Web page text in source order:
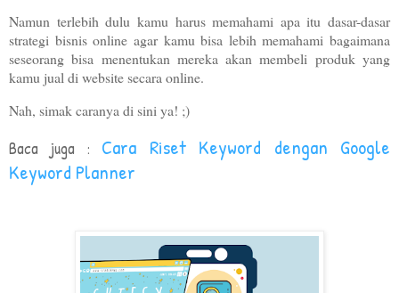
Namun terlebih dulu kamu harus memahami apa itu dasar-dasar
strategi bisnis online agar kamu bisa lebih memahami bagaimana
seseorang bisa menentukan mereka akan membeli produk yang
kamu jual di website secara online.
Nah, simak caranya di sini ya! ;)
Baca juga : Cara Riset Keyword dengan Google
Keyword Planner